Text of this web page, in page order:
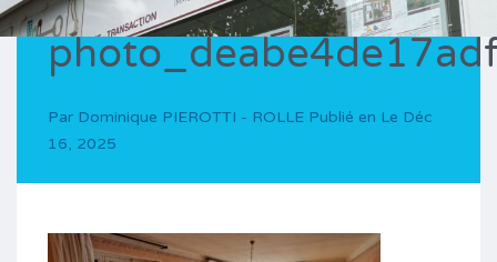
Par Dominique PIEROTTI - ROLLE Publié en Le Déc
16, 2025